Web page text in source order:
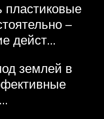
пластиковые
–
дейст…
землей в